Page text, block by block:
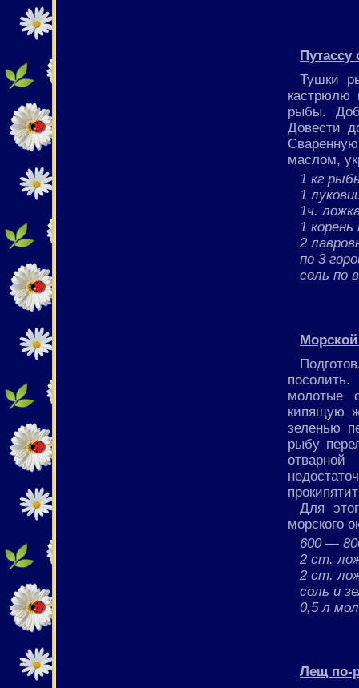
Путассу
Тушки
рыбы.
Довести
маслом,
1 кг
1
1ч.
1
2
по 3
соль по
молотые
кипящую
зеленью
рыбу
Для
морского
600 —
2 ст.
2 ст.
соль и
0,5 л
Лещ по-